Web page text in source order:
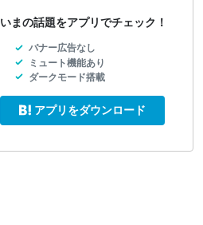
いまの話題をアプリでチェック！
バナー広告なし
ミュート機能あり
ダークモード搭載
アプリをダウンロード